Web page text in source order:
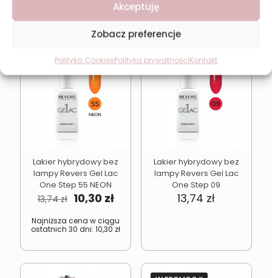
Akceptuję
Zobacz preferencje
Polityka CookiesPolityka prywatnościKontakt
ostatnich 30 dni:
W PROMOCJI
Lakier hybrydowy bez
lampy Revers Gel Lac
One Step 55 NEON
13,74zł Pierwotna
wynosiła:
13,74 zł.
10,30 złAktualna
wynosi:
10,30 zł.
Najniższa cena w ciągu
ostatnich 30 dni:10,30 zł
Lakier hybrydowy bez
lampy Revers Gel Lac
One Step 09
13,74 zł